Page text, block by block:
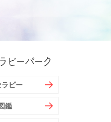
ピー
鑑